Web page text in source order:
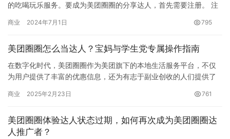
的吃喝玩乐服务。要成为美团圈圈的分享达人，首先需要注册。 注
商业 2024年7月1日 795
美团圈圈怎么当达人？宝妈与学生党专属操作指南
在数字化时代，美团圈圈作为美团旗下的本地生活服务平台，不仅
为用户提供了丰富的优惠信息，还为有志于副业创收的人们提供了
如何通…
商业 2025年2月23日 761
美团圈圈体验达人状态过期，如何再次成为美团圈圈达
人推广者？